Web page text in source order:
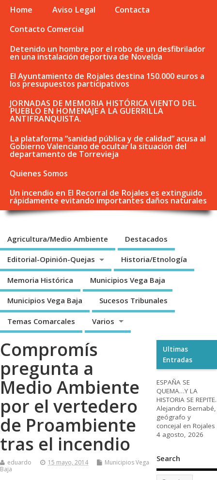
Home Aviso Legal
Contacta
Contacto Comercial
Detenido un hombre por el robo de un desfibrilador
en una instalación deportiva de Novelda
El Ayuntamiento de Rojales destina 150.000 euros a
los presupuestos participativos
JORNADAS DE MEMORIA HISTÓRICA VIENTO DEL
PUEBLO EN HOMENAJE A LA GUERRILLA
ANTIFRANQUISTA.
La plataforma “sanidad pública y de calidad” acusa al
Gobierno Valenciano de ocultar la situación del
departamento de Torrevieja
Quienes Somos
Un incendio en El Recorral de Rojales es extinguido
rápidamente evitando importantes daños naturales
Agricultura/Medio Ambiente Destacados
Editorial-Opinión-Quejas Historia/Etnología
Memoria Histórica Municipios Vega Baja
Municipios Vega Baja Sucesos Tribunales
Temas Comarcales Varios
Compromís
pregunta a
Medio Ambiente
por el vertedero
de Proambiente
tras el incendio
eduardo 15 mayo, 2014
Municipios Vega
Baja
Ultimas
Entradas
ESPAÑA SE
QUEMA…Y LA
HISTORIA SE REPITE.
Alejandro Bernabé,
geógrafo y
concejal en Rojales
4 agosto, 2026
Search